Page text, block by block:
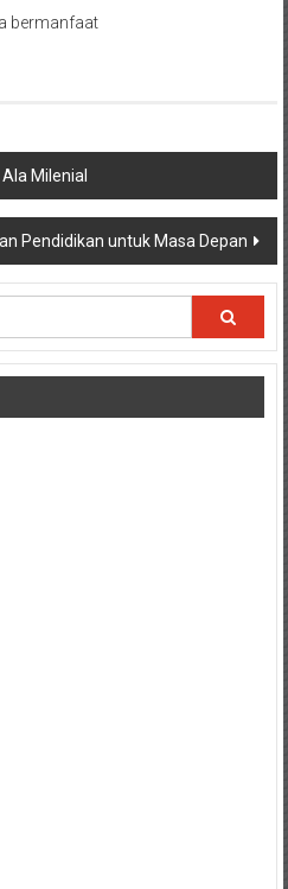
bermanfaat
Milenial
Pendidikan untuk Masa Depan